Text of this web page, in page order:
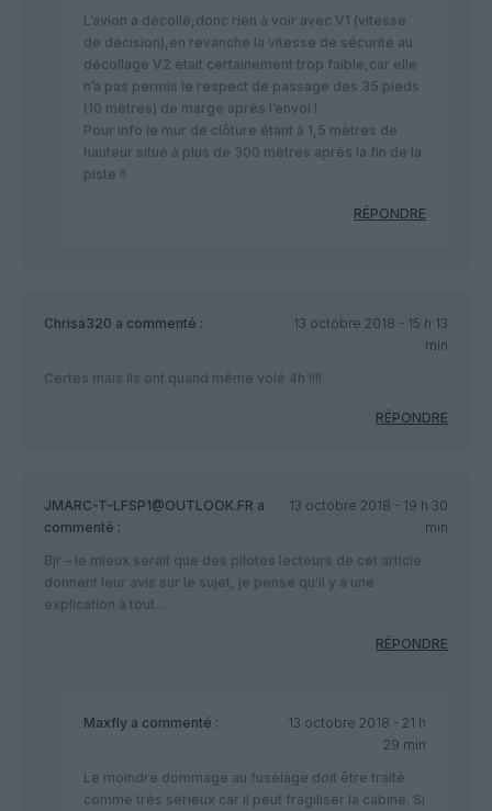
L’avion a décollé,donc rien à voir avec V1 (vitesse
de décision),en revanche la vitesse de sécurité au
décollage V2 était certainement trop faible,car elle
n’a pas permis le respect de passage des 35 pieds
(10 mètres) de marge après l’envol !
Pour info le mur de clôture étant à 1,5 mètres de
hauteur situé à plus de 300 mètres après la fin de la
piste !!
RÉPONDRE
Chrisa320 a commenté :
13 octobre 2018 - 15 h 13
min
Certes mais ils ont quand même volé 4h !!!!
RÉPONDRE
JMARC-T-LFSP1@OUTLOOK.FR a
commenté :
13 octobre 2018 - 19 h 30
min
Bjr – le mieux serait que des pilotes lecteurs de cet article
donnent leur avis sur le sujet, je pense qu’il y a une
explication à tout…
RÉPONDRE
Maxfly a commenté :
13 octobre 2018 - 21 h
29 min
Le moindre dommage au fuselage doit être traité
comme très sérieux car il peut fragiliser la cabine. Si